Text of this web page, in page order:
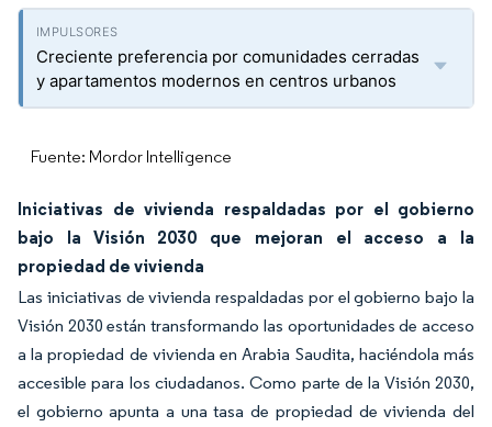
Creciente preferencia por comunidades cerradas
y apartamentos modernos en centros urbanos
Fuente: Mordor Intelligence
Iniciativas de vivienda respaldadas por el gobierno
bajo la Visión 2030 que mejoran el acceso a la
propiedad de vivienda
Las iniciativas de vivienda respaldadas por el gobierno bajo la
Visión 2030 están transformando las oportunidades de acceso
a la propiedad de vivienda en Arabia Saudita, haciéndola más
accesible para los ciudadanos. Como parte de la Visión 2030,
el gobierno apunta a una tasa de propiedad de vivienda del